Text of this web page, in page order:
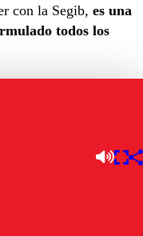
con la Segib, es una
todos los
injustificado
quien
Iberoamericana